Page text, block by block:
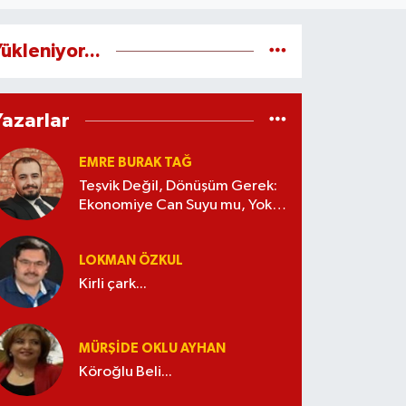
EMRE BURAK TAĞ
Teşvik Değil, Dönüşüm Gerek:
Ekonomiye Can Suyu mu, Yoksa
LOKMAN ÖZKUL
Kirli çark...
MÜRŞIDE OKLU AYHAN
Köroğlu Beli...